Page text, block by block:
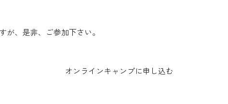
、是非、ご参加下さい。
オンラインキャンプに申し込む